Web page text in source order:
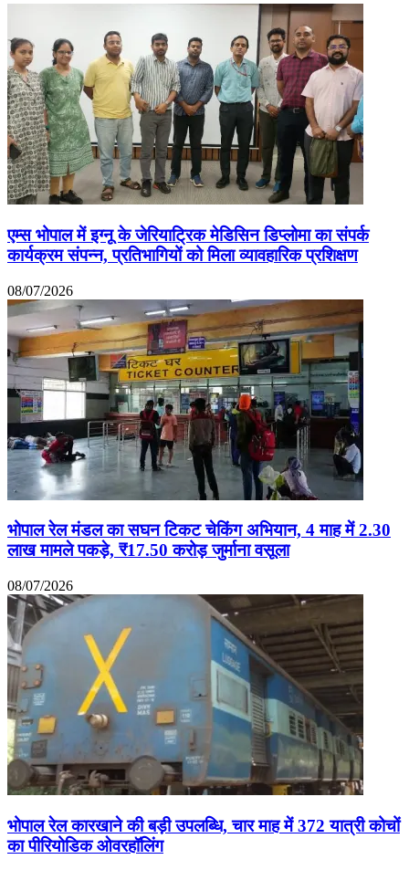
एम्स भोपाल में इग्नू के जेरियाट्रिक मेडिसिन डिप्लोमा का संपर्क
कार्यक्रम संपन्न, प्रतिभागियों को मिला व्यावहारिक प्रशिक्षण
08/07/2026
भोपाल रेल मंडल का सघन टिकट चेकिंग अभियान, 4 माह में 2.30
लाख मामले पकड़े, ₹17.50 करोड़ जुर्माना वसूला
08/07/2026
भोपाल रेल कारखाने की बड़ी उपलब्धि, चार माह में 372 यात्री कोचों
का पीरियोडिक ओवरहॉलिंग